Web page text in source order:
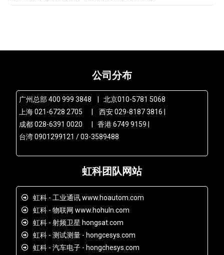
公司分布
广州总部 400 999 3848 | 北京010-5781 5068
上海 021-6728 2705 | 西安 029-8187 3816 |
成都 028-6391 0020 | 香港 6749 9159 |
台湾 0901299121 / 03-3589488
虹科团队网站
虹科 - 工业通讯 www.hoautom.com
虹科 - 物联网 www.hohuln.com
虹科 - 射频卫星 hongsat.com
虹科 - 测试测量 - hongcesys.com
虹科 - 汽车电子 - hongchesys.com